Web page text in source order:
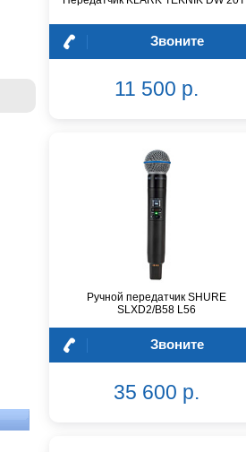
Звоните
11 500 р.
Ручной передатчик SHURE
SLXD2/B58 L56
Звоните
35 600 р.